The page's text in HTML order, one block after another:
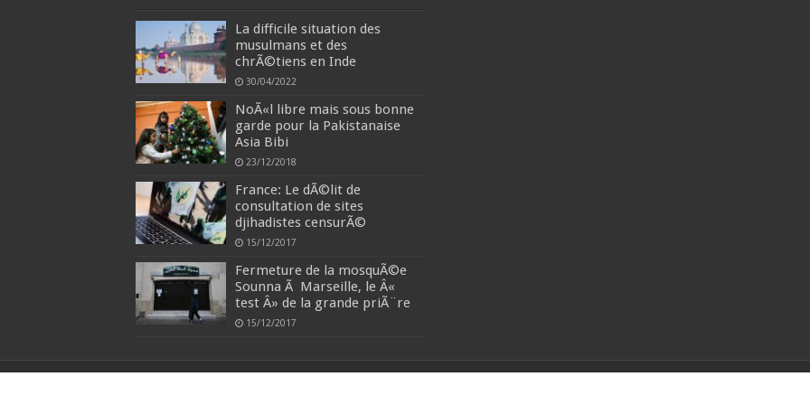
La difficile situation des
musulmans et des
chrÃ©tiens en Inde
30/04/2022
NoÃ«l libre mais sous bonne
garde pour la Pakistanaise
Asia Bibi
23/12/2018
France: Le dÃ©lit de
consultation de sites
djihadistes censurÃ©
15/12/2017
Fermeture de la mosquÃ©e
Sounna Ã Marseille, le Â«
test Â» de la grande priÃ¨re
15/12/2017